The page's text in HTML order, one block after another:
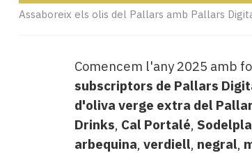
Assaboreix els olis del Pallars amb Pallars
Comencem l'any 2025 amb
subscriptors de Pallars
d'oliva verge extra del
Drinks, Cal Portalé,
arbequina, verdiell, negral,